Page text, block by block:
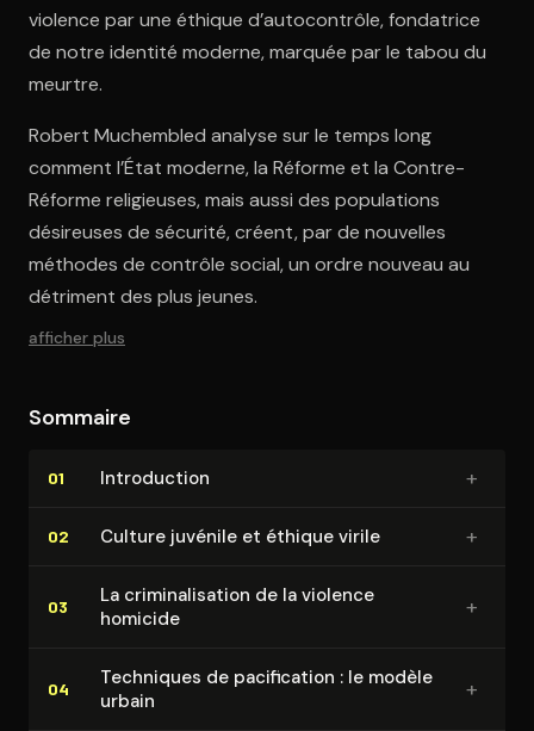
violence par une éthique d’autocontrôle, fondatrice
de notre identité moderne, marquée par le tabou du
meurtre.
Robert Muchembled analyse sur le temps long
comment l’État moderne, la Réforme et la Contre-
Réforme religieuses, mais aussi des populations
désireuses de sécurité, créent, par de nouvelles
méthodes de contrôle social, un ordre nouveau au
détriment des plus jeunes.
afficher plus
Sommaire
01 In­tro­duc­tion +
02 Culture juvénile et éthique virile +
03
La cri­mi­na­li­sa­tion de la violence
homicide
+
04
Techniques de pa­ci­fi­ca­tion : le modèle
urbain
+